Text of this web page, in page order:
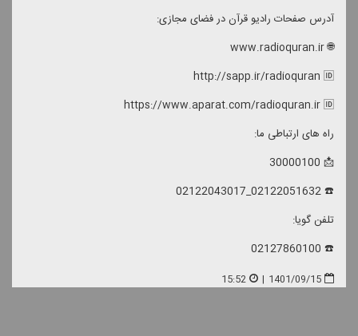
آدرس صفحات رادیو قرآن در فضای مجازی:
🌐 www.radioquran.ir
http://sapp.ir/radioquran 🆔
https://www.aparat.com/radioquran.ir 🆔
راه های ارتباطی ما:
📩 30000100
☎️ 02122051632_02122043017
تلفن گویا:
☎️ 02127860100
1401/09/15
|
15:52